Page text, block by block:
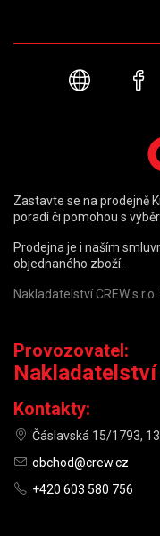
Zastavte se na prodejně
poradí či pomohou s
Prodejna je i naším
objednaného zboží.
Nakladatelství CREW
Provozovatel:
Nakladatelství
Kontakty:
Čáslavská 15/1793,
obchod@crew.cz
+420 603 580 756